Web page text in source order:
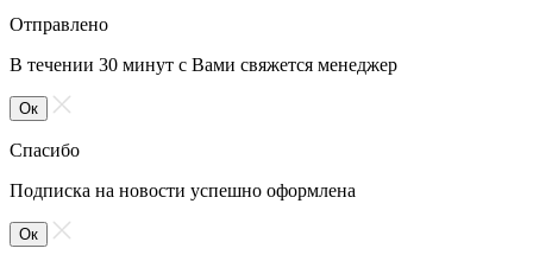
Отправлено
В течении 30 минут с Вами свяжется менеджер
Ок
Спасибо
Подписка на новости успешно оформлена
Ок